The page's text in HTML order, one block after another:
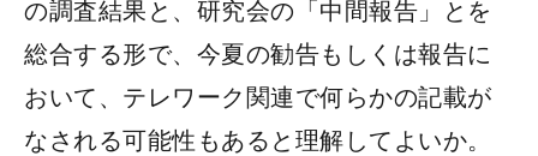
の調査結果と、研究会の「中間報告」とを
総合する形で、今夏の勧告もしくは報告に
おいて、テレワーク関連で何らかの記載が
なされる可能性もあると理解してよいか。